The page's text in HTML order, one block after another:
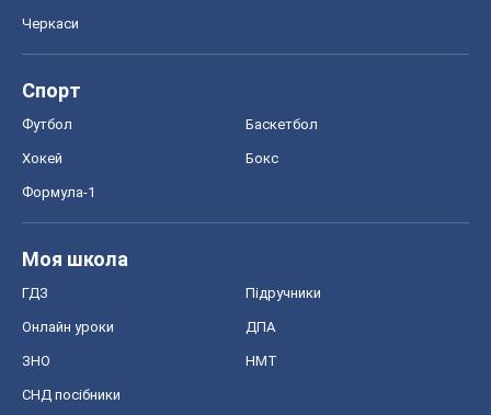
Черкаси
Спорт
Футбол Баскетбол
Хокей Бокс
Формула-1
Моя школа
ГДЗ Підручники
Онлайн уроки ДПА
ЗНО НМТ
СНД посібники